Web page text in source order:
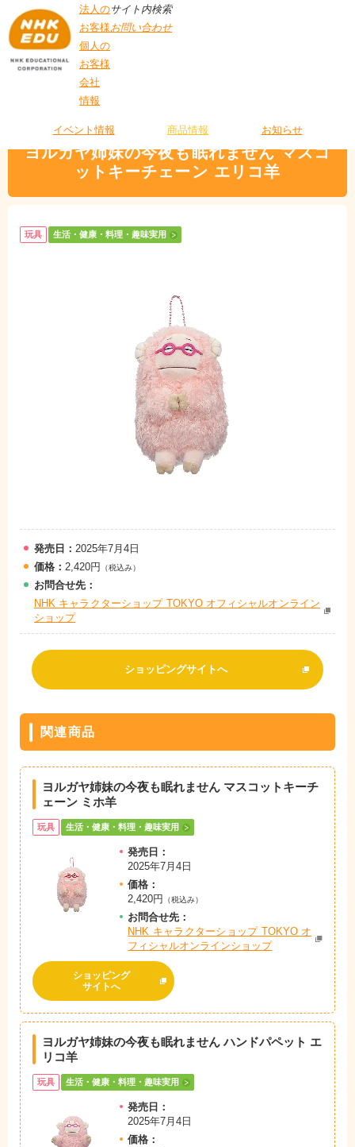
法人の
お客様
個人の
お客様
会社
情報
サイト内検索
お問い合わせ
イベント情報 商品情報 お知らせ
マスコットキーチェーン エリコ羊
ヨルガヤ姉妹の今夜も眠れません マスコ
ットキーチェーン エリコ羊
玩具 生活・健康・料理・趣味実用
発売日： 2025年7月4日
価格： 2,420円 （税込み）
お問合せ先：
NHK キャラクターショップ TOKYO オフィシャルオンライン
ショップ
ショッピングサイトへ
関連商品
ヨルガヤ姉妹の今夜も眠れません マスコットキーチ
ェーン ミホ羊
玩具 生活・健康・料理・趣味実用
発売日：
2025年7月4日
価格：
2,420円
（税込み）
お問合せ先：
NHK キャラクターショップ TOKYO オ
フィシャルオンラインショップ
ショッピング
サイトへ
ヨルガヤ姉妹の今夜も眠れません ハンドパペット エ
リコ羊
玩具 生活・健康・料理・趣味実用
発売日：
2025年7月4日
価格：